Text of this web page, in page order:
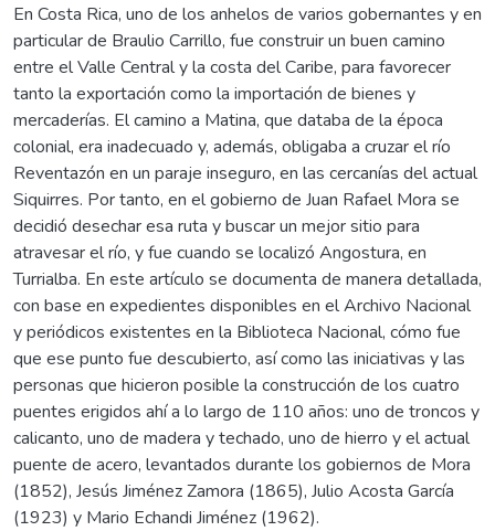
En Costa Rica, uno de los anhelos de varios gobernantes y en
particular de Braulio Carrillo, fue construir un buen camino
entre el Valle Central y la costa del Caribe, para favorecer
tanto la exportación como la importación de bienes y
mercaderías. El camino a Matina, que databa de la época
colonial, era inadecuado y, además, obligaba a cruzar el río
Reventazón en un paraje inseguro, en las cercanías del actual
Siquirres. Por tanto, en el gobierno de Juan Rafael Mora se
decidió desechar esa ruta y buscar un mejor sitio para
atravesar el río, y fue cuando se localizó Angostura, en
Turrialba. En este artículo se documenta de manera detallada,
con base en expedientes disponibles en el Archivo Nacional
y periódicos existentes en la Biblioteca Nacional, cómo fue
que ese punto fue descubierto, así como las iniciativas y las
personas que hicieron posible la construcción de los cuatro
puentes erigidos ahí a lo largo de 110 años: uno de troncos y
calicanto, uno de madera y techado, uno de hierro y el actual
puente de acero, levantados durante los gobiernos de Mora
(1852), Jesús Jiménez Zamora (1865), Julio Acosta García
(1923) y Mario Echandi Jiménez (1962).